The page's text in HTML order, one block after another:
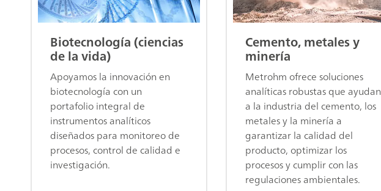
Biotecnología (ciencias
de la vida)
Apoyamos la innovación en
biotecnología con un
portafolio integral de
instrumentos analíticos
diseñados para monitoreo de
procesos, control de calidad e
investigación.
Cemento, metales y
minería
Metrohm ofrece soluciones
analíticas robustas que ayudan
a la industria del cemento, los
metales y la minería a
garantizar la calidad del
producto, optimizar los
procesos y cumplir con las
regulaciones ambientales.